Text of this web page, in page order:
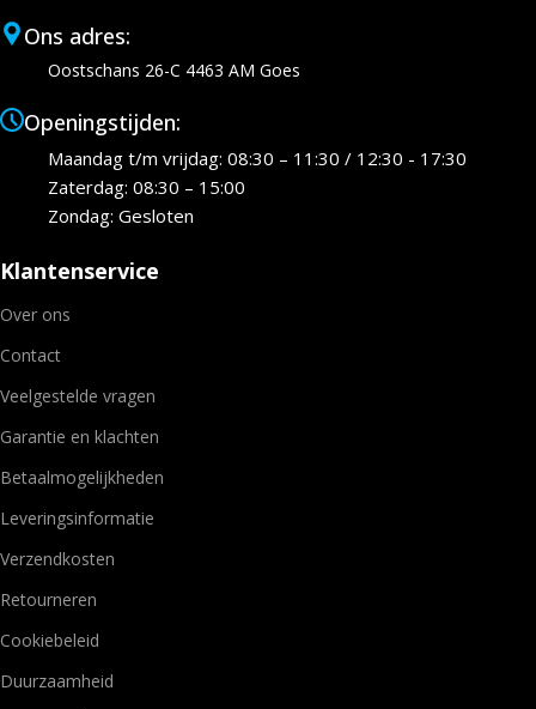
Ons adres:
Oostschans 26-C 4463 AM Goes
Openingstijden:
Maandag t/m vrijdag: 08:30 – 11:30 / 12:30 - 17:30
Zaterdag: 08:30 – 15:00
Zondag: Gesloten
Klantenservice
Over ons
Contact
Veelgestelde vragen
Garantie en klachten
Betaalmogelijkheden
Leveringsinformatie
Verzendkosten
Retourneren
Cookiebeleid
Duurzaamheid